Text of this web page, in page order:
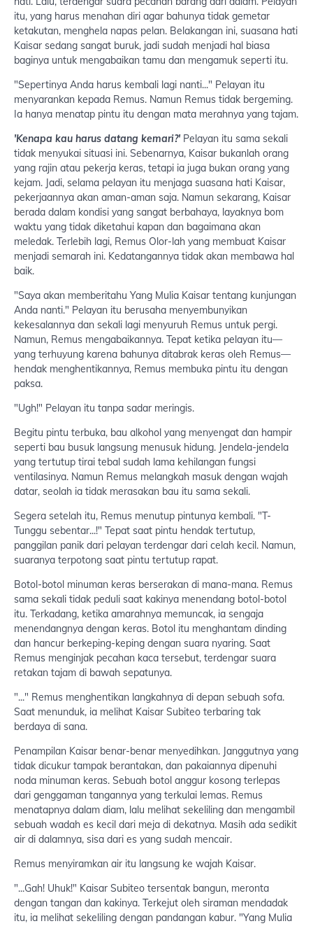
itu, yang harus menahan diri agar bahunya tidak gemetar
ketakutan, menghela napas pelan. Belakangan ini, suasana hati
Kaisar sedang sangat buruk, jadi sudah menjadi hal biasa
baginya untuk mengabaikan tamu dan mengamuk seperti itu.
"Sepertinya Anda harus kembali lagi nanti..." Pelayan itu
menyarankan kepada Remus. Namun Remus tidak bergeming.
Ia hanya menatap pintu itu dengan mata merahnya yang tajam.
'Kenapa kau harus datang kemari?'Pelayan itu sama sekali
tidak menyukai situasi ini. Sebenarnya, Kaisar bukanlah orang
yang rajin atau pekerja keras, tetapi ia juga bukan orang yang
kejam. Jadi, selama pelayan itu menjaga suasana hati Kaisar,
pekerjaannya akan aman-aman saja. Namun sekarang, Kaisar
berada dalam kondisi yang sangat berbahaya, layaknya bom
waktu yang tidak diketahui kapan dan bagaimana akan
meledak. Terlebih lagi, Remus Olor-lah yang membuat Kaisar
menjadi semarah ini. Kedatangannya tidak akan membawa hal
baik.
"Saya akan memberitahu Yang Mulia Kaisar tentang kunjungan
Anda nanti." Pelayan itu berusaha menyembunyikan
kekesalannya dan sekali lagi menyuruh Remus untuk pergi.
Namun, Remus mengabaikannya. Tepat ketika pelayan itu—
yang terhuyung karena bahunya ditabrak keras oleh Remus—
hendak menghentikannya, Remus membuka pintu itu dengan
paksa.
"Ugh!" Pelayan itu tanpa sadar meringis.
Begitu pintu terbuka, bau alkohol yang menyengat dan hampir
seperti bau busuk langsung menusuk hidung. Jendela-jendela
yang tertutup tirai tebal sudah lama kehilangan fungsi
ventilasinya. Namun Remus melangkah masuk dengan wajah
datar, seolah ia tidak merasakan bau itu sama sekali.
Segera setelah itu, Remus menutup pintunya kembali. "T-
Tunggu sebentar...!" Tepat saat pintu hendak tertutup,
panggilan panik dari pelayan terdengar dari celah kecil. Namun,
suaranya terpotong saat pintu tertutup rapat.
Botol-botol minuman keras berserakan di mana-mana. Remus
sama sekali tidak peduli saat kakinya menendang botol-botol
itu. Terkadang, ketika amarahnya memuncak, ia sengaja
menendangnya dengan keras. Botol itu menghantam dinding
dan hancur berkeping-keping dengan suara nyaring. Saat
Remus menginjak pecahan kaca tersebut, terdengar suara
retakan tajam di bawah sepatunya.
"..." Remus menghentikan langkahnya di depan sebuah sofa.
Saat menunduk, ia melihat Kaisar Subiteo terbaring tak
berdaya di sana.
Penampilan Kaisar benar-benar menyedihkan. Janggutnya yang
tidak dicukur tampak berantakan, dan pakaiannya dipenuhi
noda minuman keras. Sebuah botol anggur kosong terlepas
dari genggaman tangannya yang terkulai lemas. Remus
menatapnya dalam diam, lalu melihat sekeliling dan mengambil
sebuah wadah es kecil dari meja di dekatnya. Masih ada sedikit
air di dalamnya, sisa dari es yang sudah mencair.
Remus menyiramkan air itu langsung ke wajah Kaisar.
"...Gah! Uhuk!" Kaisar Subiteo tersentak bangun, meronta
dengan tangan dan kakinya. Terkejut oleh siraman mendadak
itu, ia melihat sekeliling dengan pandangan kabur. "Yang Mulia